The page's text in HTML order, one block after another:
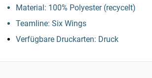
Material: 100% Polyester (recycelt)
Teamline: Six Wings
Verfügbare Druckarten: Druck